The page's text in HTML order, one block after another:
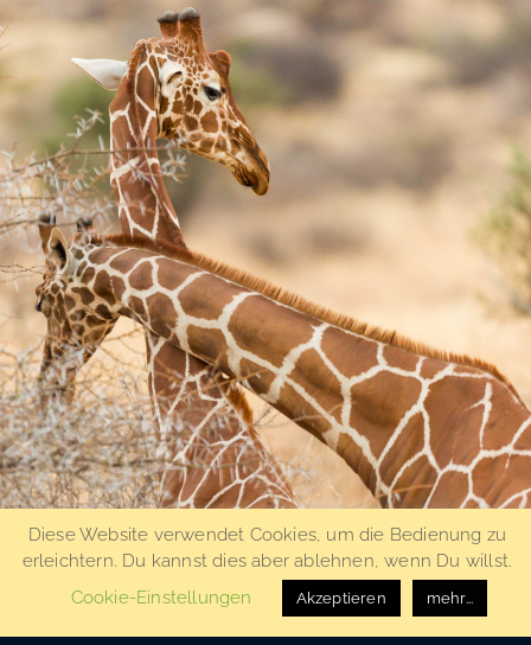
Diese Website verwendet Cookies, um die Bedienung zu
erleichtern. Du kannst dies aber ablehnen, wenn Du willst.
Cookie-Einstellungen
Akzeptieren mehr...